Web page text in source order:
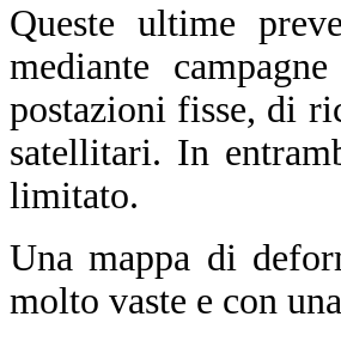
Queste ultime
mediante
postazioni fisse, di
satellitari. In
limitato.
Una mappa di
molto vaste e con